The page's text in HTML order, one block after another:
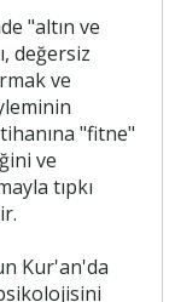
"altın ve
değersiz
ve
"fitne"
ve
tıpkı
Kur'an'da